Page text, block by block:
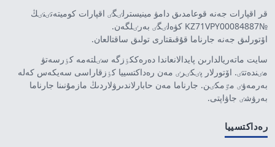
قر اقپارات جەنە قوعامدىق دامۋ مينيسترلٸگٸ اقپارات كوميتەتٸنٸڭ
№KZ71VPY00084887 كۋەلٸگٸ بەرٸلگەن.
اۆتورلىق جەنە جارناما قۇقىقتارى تولىق ساقتالعان.
سايت ماتەريالدارىن پايدالانعاندا دەرەككٶزگە سٸلتەمە كٶرسەتۋ
مٸندەتتٸ. اۆتورلار پٸكٸرٸ مەن رەداكتسييا كٶزقاراسى سەيكەس كەلە
بەرمەۋٸ مٷمكٸن. جارناما مەن حابارلاندىرۋلاردىڭ مازمۇنىنا جارناما
بەرۋشٸ جاۋاپتى.
رەداكتسييا